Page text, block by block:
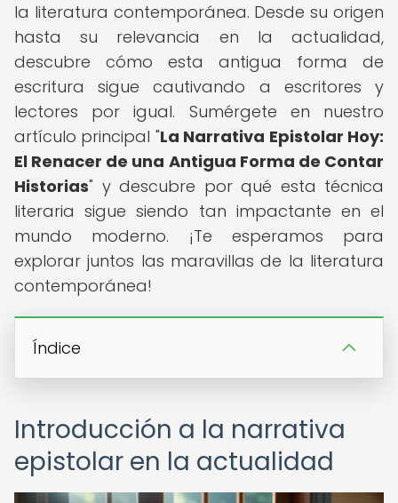
la literatura contemporánea. Desde su origen
hasta su relevancia en la actualidad,
descubre cómo esta antigua forma de
escritura sigue cautivando a escritores y
lectores por igual. Sumérgete en nuestro
artículo principal "La Narrativa Epistolar Hoy:
El Renacer de una Antigua Forma de Contar
Historias" y descubre por qué esta técnica
literaria sigue siendo tan impactante en el
mundo moderno. ¡Te esperamos para
explorar juntos las maravillas de la literatura
contemporánea!
Índice
Introducción a la narrativa
epistolar en la actualidad